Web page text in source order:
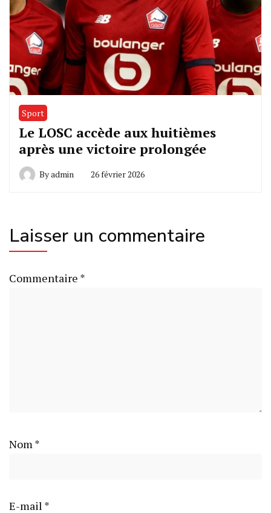
Sport
Le LOSC accède aux huitièmes
après une victoire prolongée
Byadmin 26 février 2026
Laisser un commentaire
Commentaire *
Nom *
E-mail *